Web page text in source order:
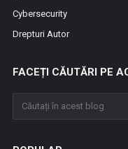
Cybersecurity
Drepturi Autor
FACEȚI CĂUTĂRI PE